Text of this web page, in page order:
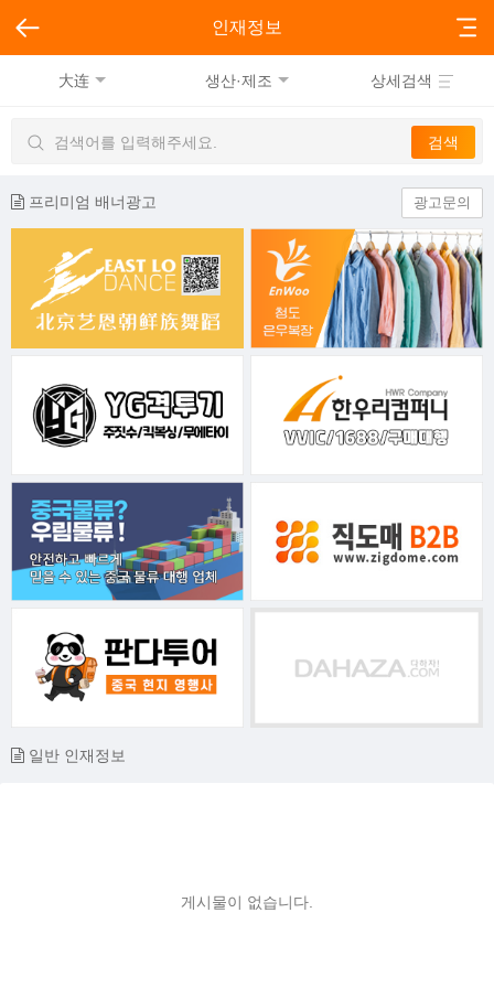
인재정보
大连 생산·제조 상세검색
프리미엄 배너광고 광고문의
일반 인재정보
게시물이 없습니다.